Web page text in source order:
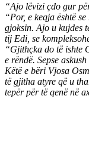
“Ajo lëvizi çdo gur
“Por, e keqja është
gjoksin. Ajo u kujdes
tij Edi, se
“Gjithçka do të ishte
e rëndë. Sepse
Këtë e bëri Vjosa
të gjitha atyre që u
tepër për të qenë në